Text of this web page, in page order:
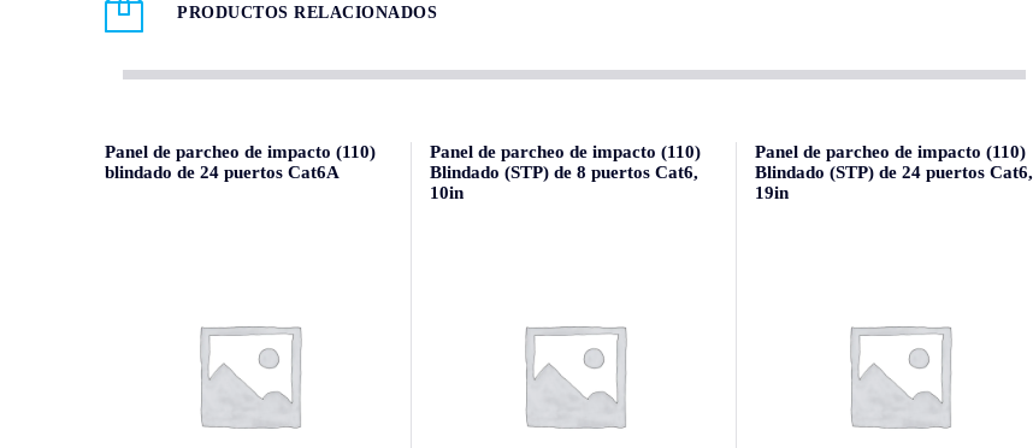
PRODUCTOS RELACIONADOS
Panel de parcheo de impacto (110)
blindado de 24 puertos Cat6A
Panel de parcheo de impacto (110)
Blindado (STP) de 8 puertos Cat6,
10in
Panel de parcheo de impacto (110)
Blindado (STP) de 24 puertos Cat6,
19in